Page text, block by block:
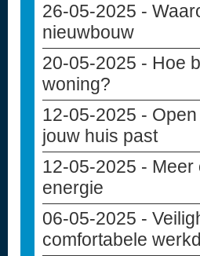
26-05-2025 -
nieuwbouw
20-05-2025 - Hoe
woning?
12-05-2025 -
jouw huis past
12-05-2025 - Meer
energie
06-05-2025 -
comfortabele